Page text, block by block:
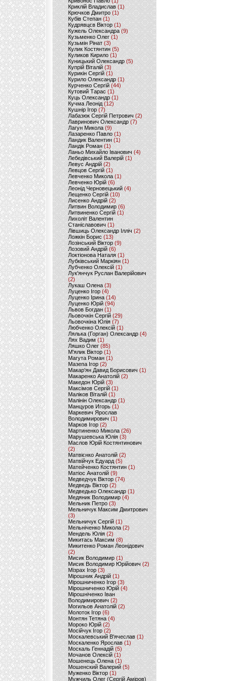
Криклій Владислав (1)
Крючков Дмитро(1)
Кубів Степан(1)
Кудрявцєв Віктор (1)
Кужель Олександра (9)
Кузьменко Олег (1)
Кузьмін Рінат(3)
Кулик Костянтин(5)
Куликов Кирило (1)
Куницький Олександр (5)
Купрій Віталій (3)
Курикін Сергій(1)
Курило Олександр (1)
Курченко Сергій (44)
Кутовий Тарас (1)
Куць Олександр (1)
Кучма Леонід (12)
Кушнір Ігор(7)
Лабазюк Сергій Петрович (2)
Лавринович Олександр(7)
Лагун Микола(9)
Лазаренко Павло (1)
Ландик Валентин (1)
Ландік Роман (1)
Ланьо Михайло Іванович(4)
Лебедівський Валерій(1)
Левус Андрій(2)
Левцов Сергій (1)
Левченко Микола (1)
Левченко Юрій (6)
Леонід Черновецький (4)
Лещенко Сергій (10)
Лисенко Андрій (2)
Литвин Володимир (6)
Литвиненко Сергій (1)
Лихоліт Валентин
Станіславович (1)
Лівшиць Олександр Ілліч (2)
Ложкін Борис(13)
Лозінський Віктор(9)
Лозовий Андрій (6)
Локтіонова Наталя (1)
Лубківський Маркіян(1)
Лубченко Олексій (1)
Лук'янчук Руслан Валерійович
(2)
Лукаш Олена (3)
Луценко Ігор (4)
Луценко Ірина (14)
Луценко Юрій (94)
Львов Богдан (1)
Льовочкін Сергій (29)
Льовочкіна Юлія(7)
Любченко Олексій(1)
Лялька (Горган) Олександр(4)
Лях Вадим (1)
Ляшко Олег (85)
М'ялик Віктор(1)
Магута Роман(1)
Мазепа Ігор (2)
Макар'ян Давид Борисович(1)
Макаренко Анатолій (2)
Македон Юрій(3)
Максімов Сергій (1)
Маліков Віталій (1)
Малінін Олександр (1)
Манцуров Игорь (1)
Маркевич Ярослав
Володимирович (1)
Марков Ігор (2)
Мартиненко Микола (26)
Марушевська Юлія (3)
Маслов Юрій Костянтинович
(2)
Матвієнко Анатолій (2)
Матвійчук Едуард(5)
Матейченко Костянтин (1)
Матіос Анатолій (9)
Медведчук Віктор(74)
Медведь Віктор (2)
Медведько Олександр (1)
Медяник Володимир(4)
Мельник Петро (3)
Мельничук Максим Дмитрович
(3)
Мельничук Сергій (1)
Мельніченко Микола (2)
Мендель Юлія (2)
Микитась Максим (8)
Микитенко Роман Леонідович
(2)
Мисик Володимир (1)
Мисик Володимир Юрійович(2)
Мізрах Ігор(3)
Мірошник Андрій(1)
Мірошниченко Ігор (3)
Мірошниченко Юрій(4)
Мірошніченко Іван
Володимирович (2)
Могильов Анатолій (2)
Молоток Ігор (6)
Монтян Тетяна (4)
Мороко Юрій(2)
Мосійчук Ігор (2)
Москалевський В'ячеслав (1)
Москаленко Ярослав (1)
Москаль Геннадій (5)
Мочанов Олексій(1)
Мошенець Олена(1)
Мошенский Валерий (5)
Муженко Віктор (1)
Мужчиль Олег (Сергій Аміров)